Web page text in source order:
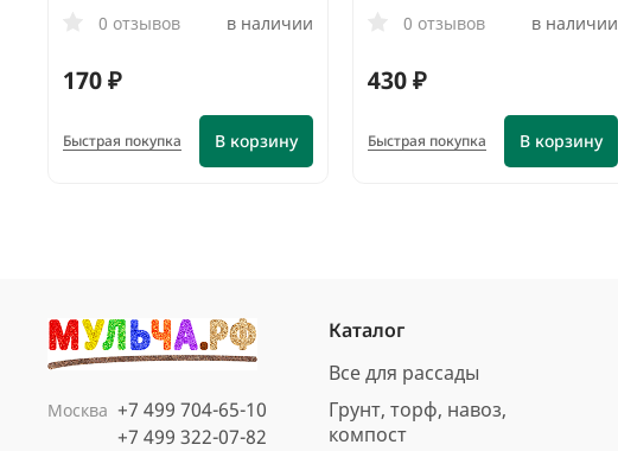
0 отзывов
в наличии
170 ₽
В корзину
Быстрая покупка
0 отзывов
в наличии
430 ₽
В корзину
Быстрая покупка
Москва +7 499 704-65-10
+7 499 322-07-82
Каталог
Все для рассады
Грунт, торф, навоз,
компост